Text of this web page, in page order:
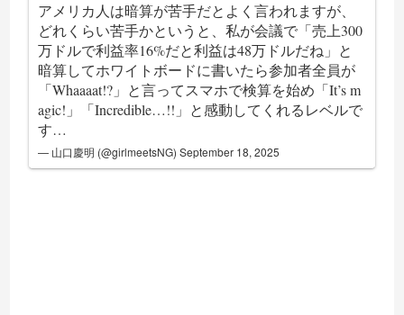
アメリカ人は暗算が苦手だとよく言われますが、
どれくらい苦手かというと、私が会議で「売上300
万ドルで利益率16%だと利益は48万ドルだね」と
暗算してホワイトボードに書いたら参加者全員が
「Whaaaat!?」と言ってスマホで検算を始め「It’s m
agic!」「Incredible…!!」と感動してくれるレベルで
す…
— 山口慶明 (@girlmeetsNG)September 18, 2025